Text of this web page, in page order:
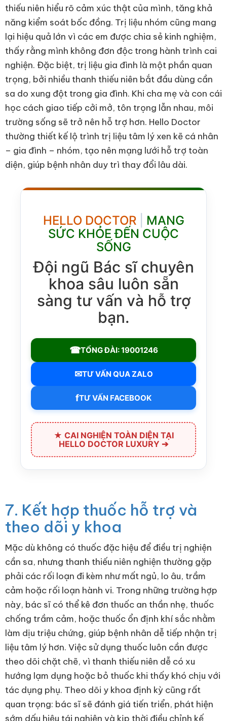
thiếu niên hiểu rõ cảm xúc thật của mình, tăng khả
năng kiểm soát bốc đồng. Trị liệu nhóm cũng mang
lại hiệu quả lớn vì các em được chia sẻ kinh nghiệm,
thấy rằng mình không đơn độc trong hành trình cai
nghiện. Đặc biệt, trị liệu gia đình là một phần quan
trọng, bởi nhiều thanh thiếu niên bắt đầu dùng cần
sa do xung đột trong gia đình. Khi cha mẹ và con cái
học cách giao tiếp cởi mở, tôn trọng lẫn nhau, môi
trường sống sẽ trở nên hỗ trợ hơn. Hello Doctor
thường thiết kế lộ trình trị liệu tâm lý xen kẽ cá nhân
– gia đình – nhóm, tạo nên mạng lưới hỗ trợ toàn
diện, giúp bệnh nhân duy trì thay đổi lâu dài.
HELLO DOCTOR
MANG
SỨC KHỎE ĐẾN CUỘC
SỐNG
Đội ngũ Bác sĩ chuyên
khoa sâu luôn sẵn
sàng tư vấn và hỗ trợ
bạn.
☎TỔNG ĐÀI: 19001246
✉TƯ VẤN QUA ZALO
fTƯ VẤN FACEBOOK
★ CAI NGHIỆN TOÀN DIỆN TẠI
HELLO DOCTOR LUXURY ➔
7. Kết hợp thuốc hỗ trợ và
theo dõi y khoa
Mặc dù không có thuốc đặc hiệu để điều trị nghiện
cần sa, nhưng thanh thiếu niên nghiện thường gặp
phải các rối loạn đi kèm như mất ngủ, lo âu, trầm
cảm hoặc rối loạn hành vi. Trong những trường hợp
này, bác sĩ có thể kê đơn thuốc an thần nhẹ, thuốc
chống trầm cảm, hoặc thuốc ổn định khí sắc nhằm
làm dịu triệu chứng, giúp bệnh nhân dễ tiếp nhận trị
liệu tâm lý hơn. Việc sử dụng thuốc luôn cần được
theo dõi chặt chẽ, vì thanh thiếu niên dễ có xu
hướng lạm dụng hoặc bỏ thuốc khi thấy khó chịu với
tác dụng phụ. Theo dõi y khoa định kỳ cũng rất
quan trọng: bác sĩ sẽ đánh giá tiến triển, phát hiện
sớm dấu hiệu tái nghiện và kịp thời điều chỉnh kế